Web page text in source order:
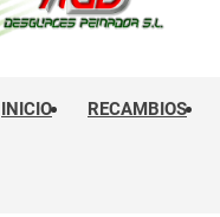
INICIO RECAMBIOS